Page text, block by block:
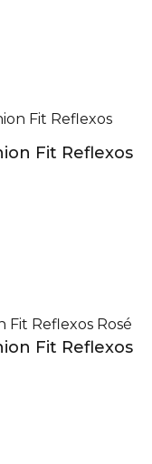
Fit Reflexos
Fit Reflexos